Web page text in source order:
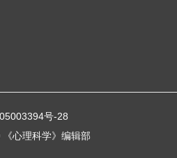
号-28
心理科学》编辑部